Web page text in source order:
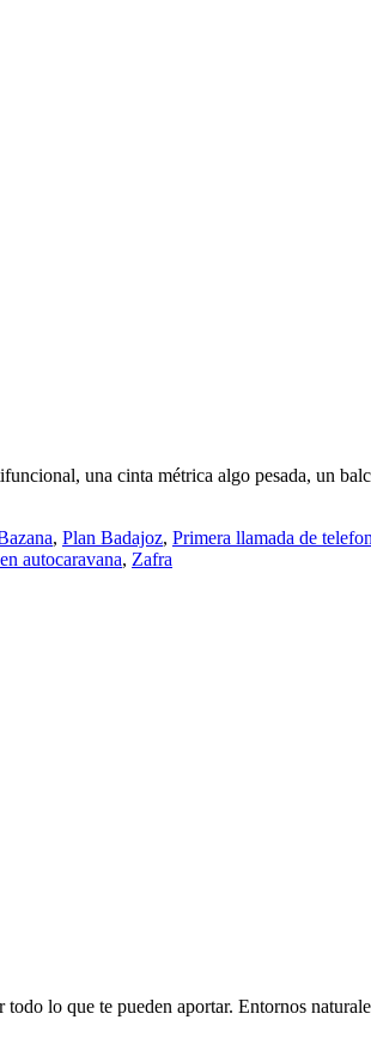
una cinta métrica algo pesada, un
, Plan Badajoz, Primera llamada de
autocaravana, Zafra
lo que te pueden aportar. Entornos